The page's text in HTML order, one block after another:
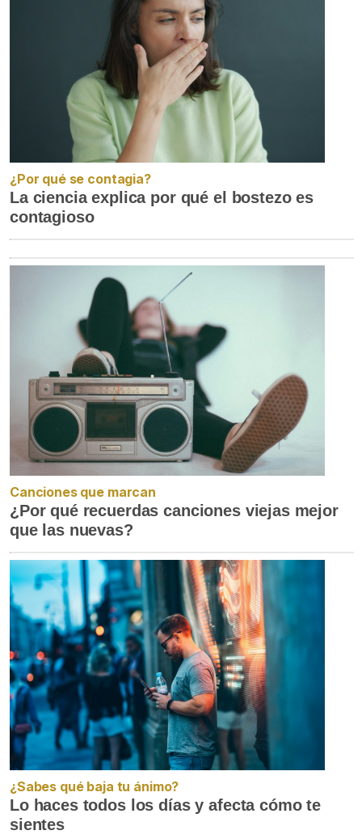
¿Por qué se contagia?
La ciencia explica por qué el bostezo es
contagioso
Canciones que marcan
¿Por qué recuerdas canciones viejas mejor
que las nuevas?
¿Sabes qué baja tu ánimo?
Lo haces todos los días y afecta cómo te
sientes